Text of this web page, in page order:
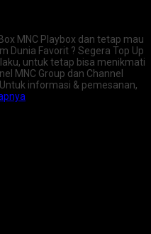
MNC Playbox dan tetap mau
Dunia Favorit ? Segera Top Up
untuk tetap bisa menikmati
MNC Group dan Channel
informasi & pemesanan,